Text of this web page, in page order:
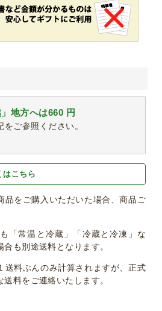
地方へは660 円
ご参照ください。
はこちら
品をご購入いただいた場合、商品ご
「常温と冷蔵」「冷蔵と冷凍」な
も別途送料となります。
送料ぶんのみ計算されますが、正式
料をご連絡いたします。